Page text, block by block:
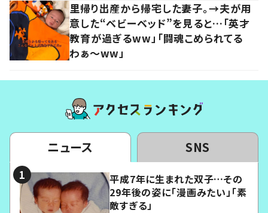
里帰り出産から帰宅した妻子。→夫が用
意した“ベビーベッド”を見ると…「英才
教育が過ぎるww」「闘魂こめられてる
わぁ～ww」
ニュース SNS
平成7年に生まれた双子…その
29年後の姿に「漫画みたい」「素
敵すぎる」